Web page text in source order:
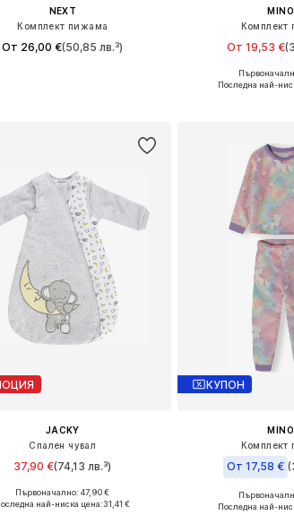
NEXT
Комплект пижама
От 26,00 €(50,85 лв.³)
Комплект
От 19,53 €
Предлага се в
Последна най-
JACKY
Спален чувал
37,90 €(74,13 лв.³)
размери: 50, 56, 68, 74, 86
Първоначално: 47,90 €
най-ниска цена:31,41 €
КУПОН
Комплект
От 17,58 €
Последна най-